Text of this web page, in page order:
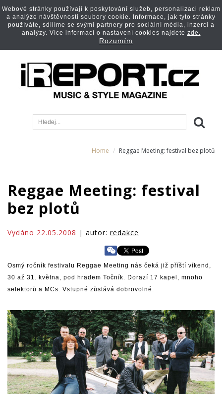
Home Reggae Meeting: festival bez plotů
Reggae Meeting: festival
bez plotů
Vydáno 22.05.2008 | autor: redakce
Osmý ročník festivalu Reggae Meeting nás čeká již příští víkend,
30 až 31. května, pod hradem Točník. Dorazí 17 kapel, mnoho
selektorů a MCs. Vstupné zůstává dobrovolné.
Webové stránky používají k poskytování služeb, personalizaci reklam
a analýze návštěvnosti soubory cookie. Informace, jak tyto stránky
používáte, sdílíme se svými partnery pro sociální média, inzerci a
analýzy. Více informací o nastavení cookies najdete zde.
Rozumím